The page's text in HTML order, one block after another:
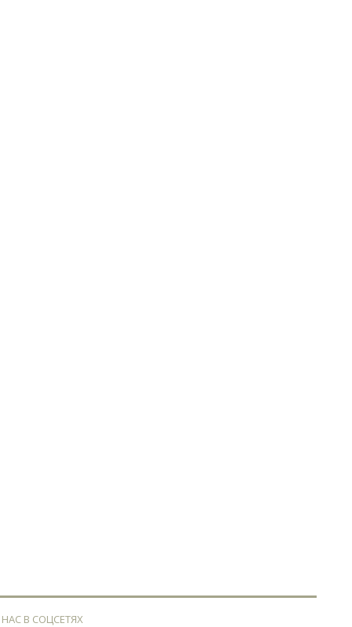
В СОЦСЕТЯХ